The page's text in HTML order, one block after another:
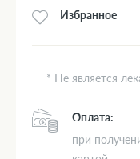
Избранное
* Не является
Оплата:
при